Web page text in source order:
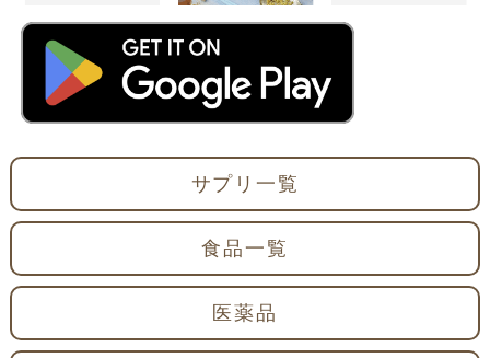
サプリ一覧
食品一覧
医薬品